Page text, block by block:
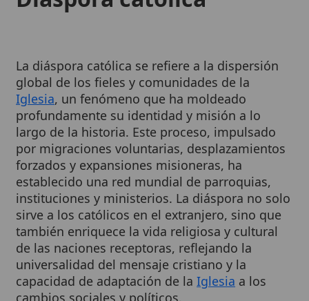
Iglesia, un fenómeno que ha moldeado
profundamente su identidad y misión a lo
largo de la historia. Este proceso, impulsado
por migraciones voluntarias, desplazamientos
forzados y expansiones misioneras, ha
establecido una red mundial de parroquias,
instituciones y ministerios. La diáspora no solo
sirve a los católicos en el extranjero, sino que
también enriquece la vida religiosa y cultural
de las naciones receptoras, reflejando la
universalidad del mensaje cristiano y la
capacidad de adaptación de laIglesiaa los
cambios sociales y políticos.
Cuadro resumen
[Datos abiertos]